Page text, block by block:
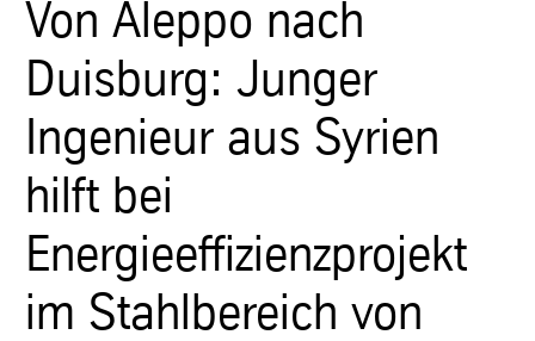
Von Aleppo nach
Duisburg: Junger
Ingenieur aus Syrien
hilft bei
Energieeffizienzprojekt
im Stahlbereich von